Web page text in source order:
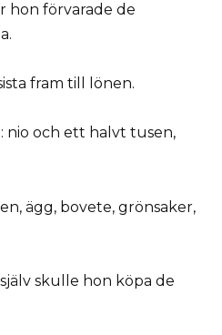
hon förvarade de
fram till lönen.
nio och ett halvt tusen,
ägg, bovete, grönsaker,
skulle hon köpa de